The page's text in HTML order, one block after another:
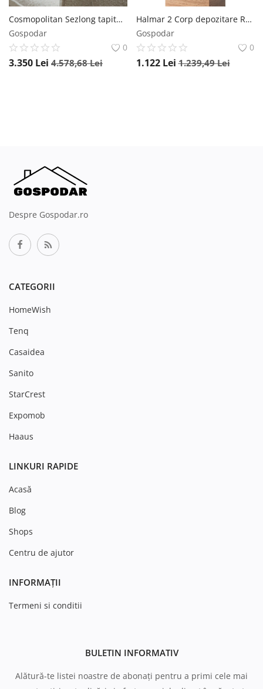
Cosmopolitan Sezlong tapitat Vienna plusat/picioare gold – L170 x l110 x h95
Gospodar
0
3.350 Lei 4.578,68Lei
Halmar 2 Corp depozitare Random W1 stejar wotan/negru - L60 x A40 x h182 cm
Gospodar
0
1.122 Lei 1.239,49Lei
Despre Gospodar.ro
CATEGORII
HomeWish
Tenq
Casaidea
Sanito
StarCrest
Expomob
Haaus
LINKURI RAPIDE
Acasă
Blog
Shops
Centru de ajutor
INFORMAȚII
Termeni si conditii
BULETIN INFORMATIV
Alătură-te listei noastre de abonați pentru a primi cele mai